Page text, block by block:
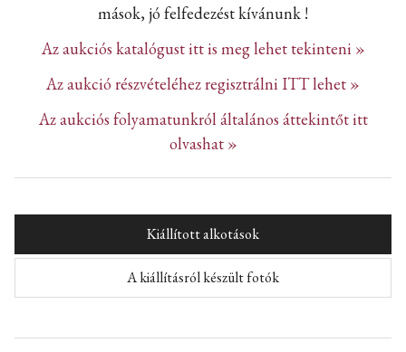
mások, jó felfedezést kívánunk !
Az aukciós katalógust itt is meg lehet tekinteni »
Az aukció részvételéhez regisztrálni ITT lehet »
Az aukciós folyamatunkról általános áttekintőt itt
olvashat »
Kiállított alkotások
A kiállításról készült fotók